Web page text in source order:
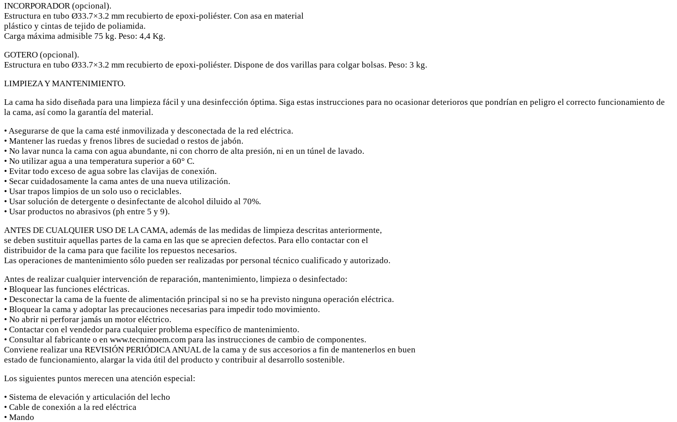
INCORPORADOR (opcional).
Estructura en tubo Ø33.7×3.2 mm recubierto de epoxi-poliéster. Con asa en material
plástico y cintas de tejido de poliamida.
Carga máxima admisible 75 kg. Peso: 4,4 Kg.
GOTERO (opcional).
Estructura en tubo Ø33.7×3.2 mm recubierto de epoxi-poliéster. Dispone de dos varillas para colgar bolsas. Peso: 3 kg.
LIMPIEZA Y MANTENIMIENTO.
La cama ha sido diseñada para una limpieza fácil y una desinfección óptima. Siga estas instrucciones para no ocasionar deterioros que pondrían en peligro el correcto funcionamiento de
la cama, así como la garantía del material.
• Asegurarse de que la cama esté inmovilizada y desconectada de la red eléctrica.
• Mantener las ruedas y frenos libres de suciedad o restos de jabón.
• No lavar nunca la cama con agua abundante, ni con chorro de alta presión, ni en un túnel de lavado.
• No utilizar agua a una temperatura superior a 60° C.
• Evitar todo exceso de agua sobre las clavijas de conexión.
• Secar cuidadosamente la cama antes de una nueva utilización.
• Usar trapos limpios de un solo uso o reciclables.
• Usar solución de detergente o desinfectante de alcohol diluido al 70%.
• Usar productos no abrasivos (ph entre 5 y 9).
ANTES DE CUALQUIER USO DE LA CAMA, además de las medidas de limpieza descritas anteriormente,
se deben sustituir aquellas partes de la cama en las que se aprecien defectos. Para ello contactar con el
distribuidor de la cama para que facilite los repuestos necesarios.
Las operaciones de mantenimiento sólo pueden ser realizadas por personal técnico cualificado y autorizado.
Antes de realizar cualquier intervención de reparación, mantenimiento, limpieza o desinfectado:
• Bloquear las funciones eléctricas.
• Desconectar la cama de la fuente de alimentación principal si no se ha previsto ninguna operación eléctrica.
• Bloquear la cama y adoptar las precauciones necesarias para impedir todo movimiento.
• No abrir ni perforar jamás un motor eléctrico.
• Contactar con el vendedor para cualquier problema específico de mantenimiento.
• Consultar al fabricante o en www.tecnimoem.com para las instrucciones de cambio de componentes.
Conviene realizar una REVISIÓN PERIÓDICA ANUAL de la cama y de sus accesorios a fin de mantenerlos en buen
estado de funcionamiento, alargar la vida útil del producto y contribuir al desarrollo sostenible.
Los siguientes puntos merecen una atención especial:
• Sistema de elevación y articulación del lecho
• Cable de conexión a la red eléctrica
• Mando